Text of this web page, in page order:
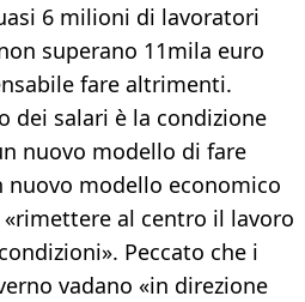
6 milioni di lavoratori
superano 11mila euro
fare altrimenti.
dei salari è la condizione
nuovo modello di fare
nuovo modello economico
«rimettere al centro il lavoro
Peccato che i
vadano «in direzione